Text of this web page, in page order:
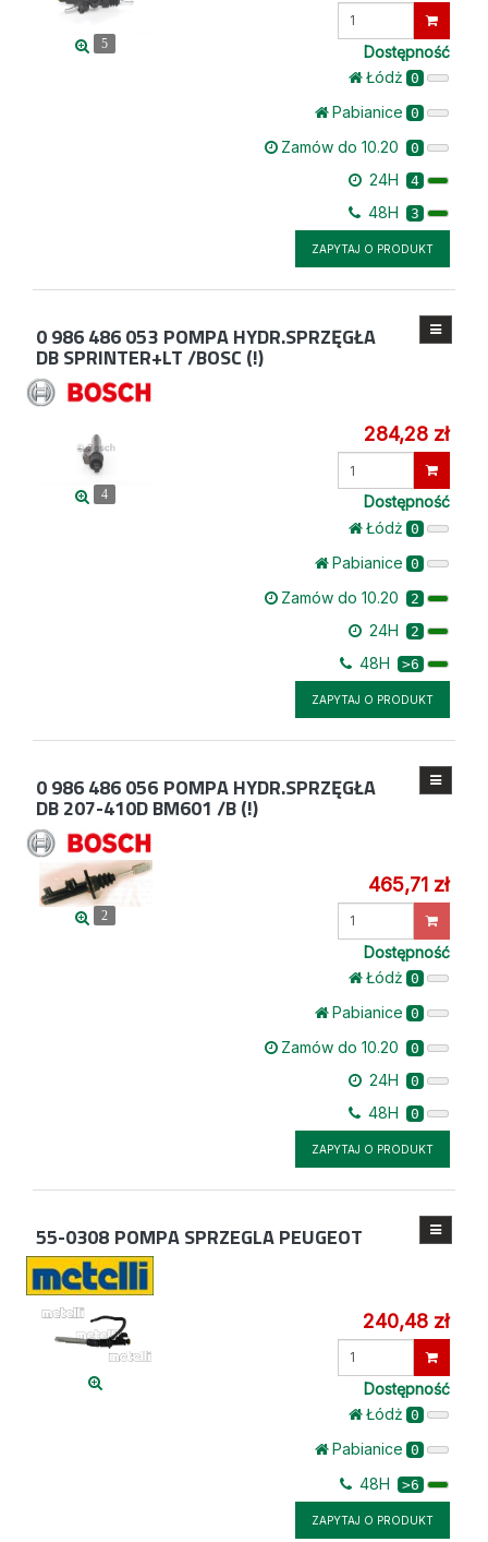
5
Wprowadź
Dostępność
Łódż 0
Pabianice 0
Zamów do 10.20 0
24H 4
48H 3
ZAPYTAJ O PRODUKT
0 986 486 053 POMPA HYDR.SPRZĘGŁA
DB SPRINTER+LT /BOSC (!)
4
284,28 zł
Dostępność
Łódż 0
Pabianice 0
Zamów do 10.20 2
24H 2
48H >6
ZAPYTAJ O PRODUKT
0 986 486 056 POMPA HYDR.SPRZĘGŁA
DB 207-410D BM601 /B (!)
2
465,71 zł
Wprowadź
Dostępność
Łódż 0
Pabianice 0
Zamów do 10.20 0
24H 0
48H 0
ZAPYTAJ O PRODUKT
55-0308 POMPA SPRZEGLA PEUGEOT
240,48 zł
Wprowadź
Dostępność
Łódż 0
Pabianice 0
48H >6
ZAPYTAJ O PRODUKT